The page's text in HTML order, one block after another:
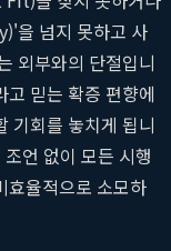
을 넘지 못하고 사
외부와의 단절입니
믿는 확증 편향에
기회를 놓치게 됩니
언 없이 모든 시행
효율적으로 소모하